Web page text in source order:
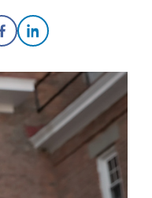
Share on Facebook
Share on LinkedIn